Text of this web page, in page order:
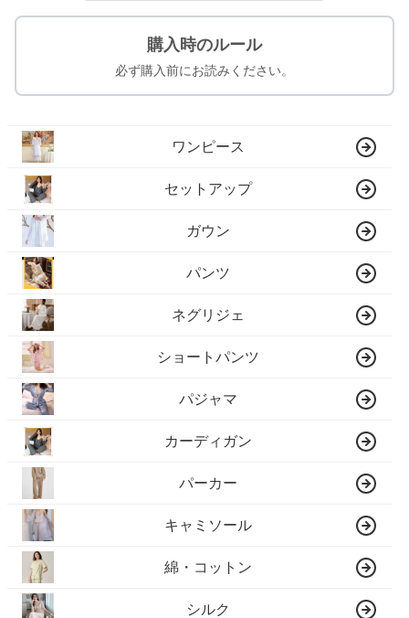
購入時のルール
必ず購入前にお読みください。
ワンピース
セットアップ
ガウン
パンツ
ネグリジェ
ショートパンツ
パジャマ
カーディガン
パーカー
キャミソール
綿・コットン
シルク